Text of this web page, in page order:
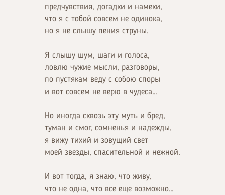
предчувствия, догадки и намеки,
что я с тобой совсем не одинока,
но я не слышу пения струны.
Я слышу шум, шаги и голоса,
ловлю чужие мысли, разговоры,
по пустякам веду с собою споры
и вот совсем не верю в чудеса…
Но иногда сквозь эту муть и бред,
туман и смог, сомненья и надежды,
я вижу тихий и зовущий свет
моей звезды, спасительной и нежной.
И вот тогда, я знаю, что живу,
что не одна, что все еще возможно…